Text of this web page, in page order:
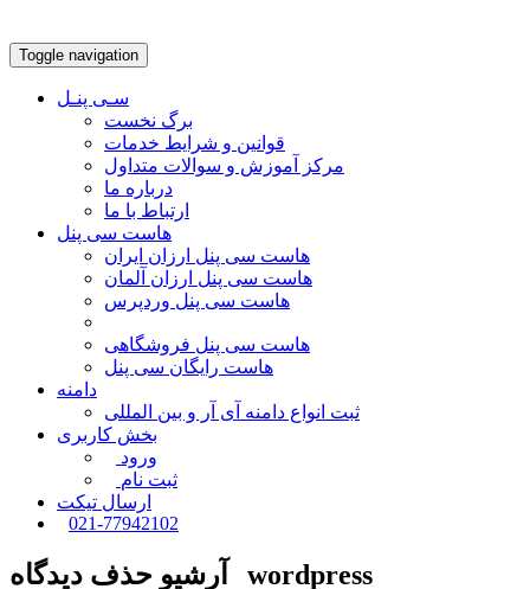
Toggle navigation
سـی پنـل
برگ نخست
قوانین و شرایط خدمات
مرکز آموزش و سوالات متداول
درباره ما
ارتباط با ما
هاست سی پنل
هاست سی پنل ارزان ایران
هاست سی پنل ارزان آلمان
هاست سی پنل وردپرس
هاست سی پنل فروشگاهی
هاست رایگان سی پنل
دامنه
ثبت انواع دامنه آی آر و بین المللی
بخش کاربری
ورود
ثبت نام
ارسال تیکت
021-77942102
آرشیو حذف دیدگاه wordpress